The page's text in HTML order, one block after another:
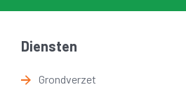
Diensten
Grondverzet